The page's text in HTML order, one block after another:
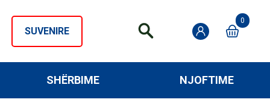
SUVENIRE
0
SHËRBIME NJOFTIME